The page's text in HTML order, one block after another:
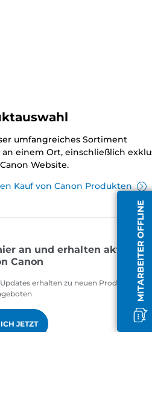
MITARBEITER OFFLINE
umfangreiches Sortiment
einem Ort, einschließlich
Website.
Kauf von Canon Produkten
an und erhalten aktuelle
Canon
erhalten zu neuen Produkten,
JETZT